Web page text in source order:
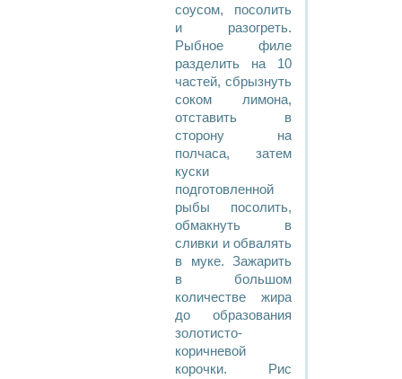
соусом, посолить
и разогреть.
Рыбное филе
разделить на 10
частей, сбрызнуть
соком лимона,
отставить в
сторону на
полчаса, затем
куски
подготовленной
рыбы посолить,
обмакнуть в
сливки и обвалять
в муке. Зажарить
в большом
количестве жира
до образования
золотисто-
коричневой
корочки. Рис